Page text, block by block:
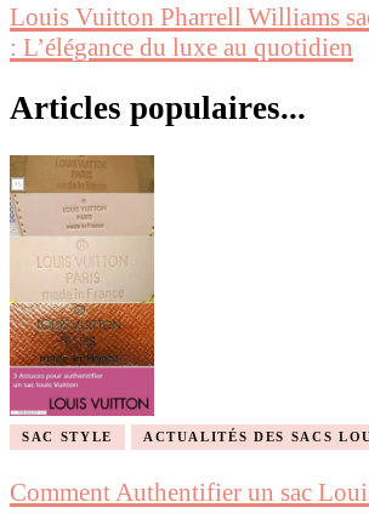
Louis Vuitton Pharrell Williams
: L’élégance du luxe au quotidien
Articles populaires...
SAC STYLE ACTUALITÉS DES SACS
Comment Authentifier un sac